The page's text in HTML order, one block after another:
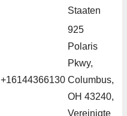
Staaten
+16144366130
925
Polaris
Pkwy,
Columbus,
OH 43240,
Vereinigte